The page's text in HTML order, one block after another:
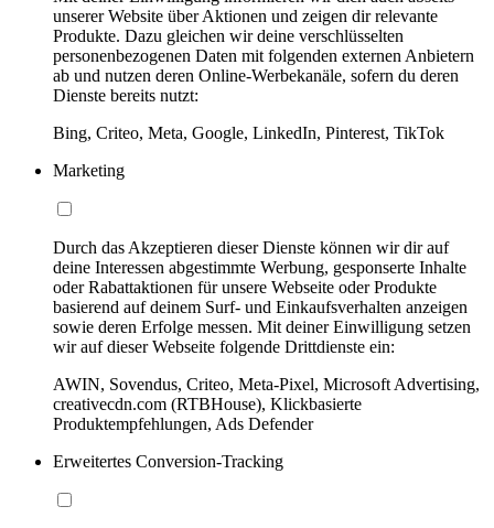
unserer Website über Aktionen und zeigen dir relevante
Produkte. Dazu gleichen wir deine verschlüsselten
personenbezogenen Daten mit folgenden externen Anbietern
ab und nutzen deren Online-Werbekanäle, sofern du deren
Dienste bereits nutzt:
Bing, Criteo, Meta, Google, LinkedIn, Pinterest, TikTok
Marketing
Durch das Akzeptieren dieser Dienste können wir dir auf
deine Interessen abgestimmte Werbung, gesponserte Inhalte
oder Rabattaktionen für unsere Webseite oder Produkte
basierend auf deinem Surf- und Einkaufsverhalten anzeigen
sowie deren Erfolge messen. Mit deiner Einwilligung setzen
wir auf dieser Webseite folgende Drittdienste ein:
AWIN, Sovendus, Criteo, Meta-Pixel, Microsoft Advertising,
creativecdn.com (RTBHouse), Klickbasierte
Produktempfehlungen, Ads Defender
Erweitertes Conversion-Tracking